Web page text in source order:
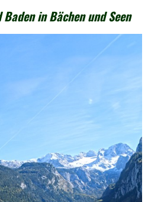
Baden in Bächen und Seen